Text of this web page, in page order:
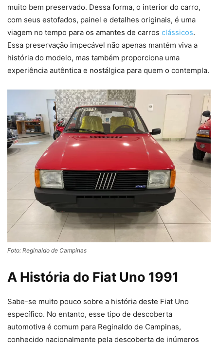
muito bem preservado. Dessa forma, o interior do carro,
com seus estofados, painel e detalhes originais, é uma
viagem no tempo para os amantes de carros clássicos.
Essa preservação impecável não apenas mantém viva a
história do modelo, mas também proporciona uma
experiência autêntica e nostálgica para quem o contempla.
Foto: Reginaldo de Campinas
A História do Fiat Uno 1991
Sabe-se muito pouco sobre a história deste Fiat Uno
específico. No entanto, esse tipo de descoberta
automotiva é comum para Reginaldo de Campinas,
conhecido nacionalmente pela descoberta de inúmeros